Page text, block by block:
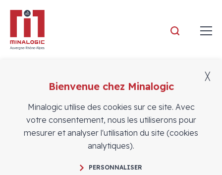
Actualités
Bienvenue chez Minalogic
Minalogic utilise des cookies sur ce site. Avec
votre consentement, nous les utiliserons pour
mesurer et analyser l'utilisation du site (cookies
analytiques).
PERSONNALISER
╳